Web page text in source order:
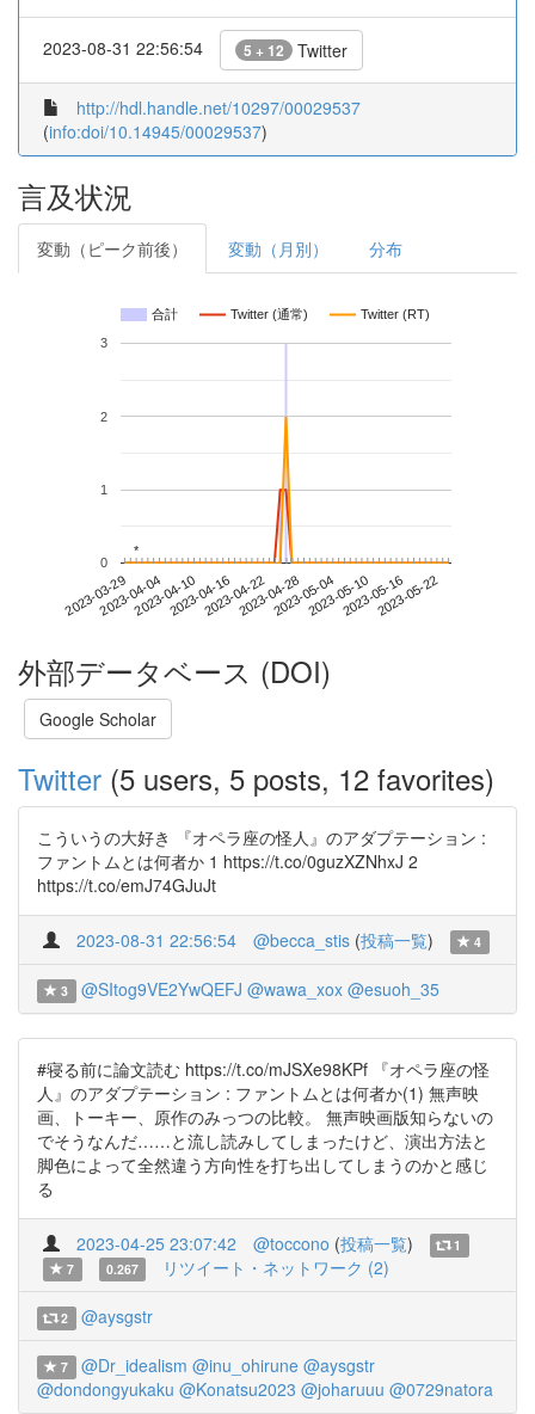
2023-08-31 22:56:54 5 + 12 Twitter
http://hdl.handle.net/10297/00029537
(info:doi/10.14945/00029537)
言及状況
変動（ピーク前後） 変動（月別） 分布
合計 Twitter (通常) Twitter (RT)
2023-03-292023-04-042023-04-102023-04-162023-04-222023-04-282023-05-042023-05-102023-05-162023-05-22
0
1
2
3
**
外部データベース (DOI)
Google Scholar
Twitter (5 users, 5 posts, 12 favorites)
こういうの大好き 『オペラ座の怪人』のアダプテーション :
ファントムとは何者か 1 https://t.co/0guzXZNhxJ 2
https://t.co/emJ74GJuJt
2023-08-31 22:56:54 @becca_stis (投稿一覧) 4
3 @SItog9VE2YwQEFJ @wawa_xox @esuoh_35
#寝る前に論文読む https://t.co/mJSXe98KPf 『オペラ座の怪
人』のアダプテーション : ファントムとは何者か(1) 無声映
画、トーキー、原作のみっつの比較。 無声映画版知らないの
でそうなんだ……と流し読みしてしまったけど、演出方法と
脚色によって全然違う方向性を打ち出してしまうのかと感じ
る
2023-04-25 23:07:42 @toccono (投稿一覧)
1
7
0.267 リツイート・ネットワーク (2)
2 @aysgstr
7 @Dr_idealism @inu_ohirune @aysgstr
@dondongyukaku @Konatsu2023 @joharuuu @0729natora